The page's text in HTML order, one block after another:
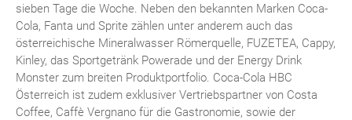
sieben Tage die Woche. Neben den bekannten Marken Coca-
Cola, Fanta und Sprite zählen unter anderem auch das
österreichische Mineralwasser Römerquelle, FUZETEA, Cappy,
Kinley, das Sportgetränk Powerade und der Energy Drink
Monster zum breiten Produktportfolio. Coca-Cola HBC
Österreich ist zudem exklusiver Vertriebspartner von Costa
Coffee, Caffè Vergnano für die Gastronomie, sowie der